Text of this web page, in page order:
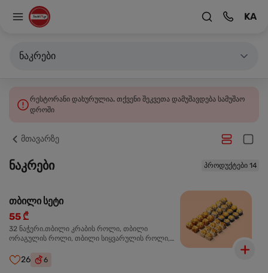
KA
ნაკრები
რესტორანი დახურულია. თქვენი შეკვეთა დამუშავდება სამუშაო
დროში
მთავარზე
ნაკრები პროდუქტები 14
თბილი სეტი
55 ₾
32 ნაჭერი.თბილი კრაბის როლი, თბილი
ორაგულის როლი, თბილი სიყვარულის როლი,
26 6